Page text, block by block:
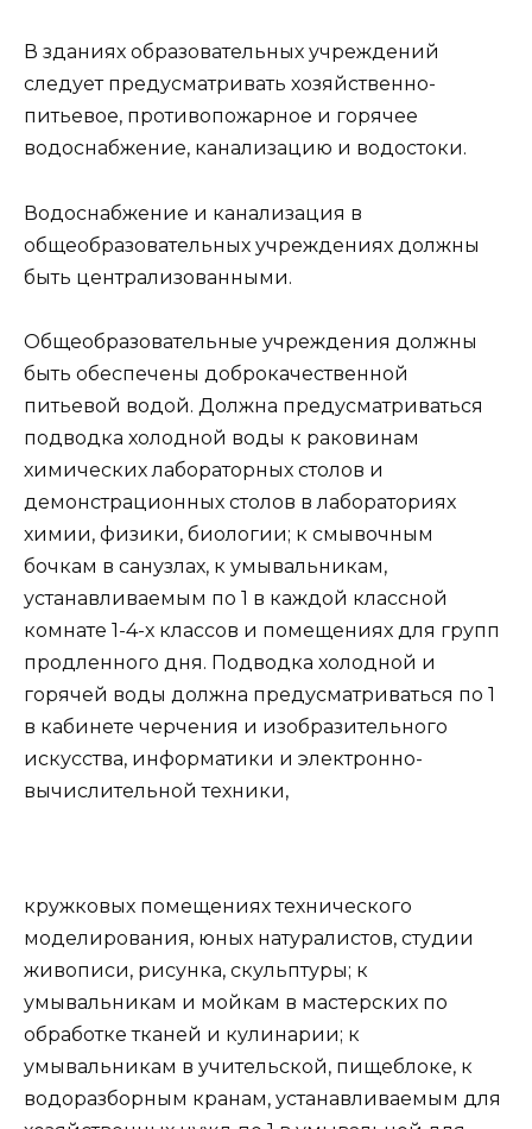
В зданиях образовательных учреждений
следует предусматривать хозяйственно-
питьевое, противопожарное и горячее
водоснабжение, канализацию и водостоки.
Водоснабжение и канализация в
общеобразовательных учреждениях должны
быть централизованными.
Общеобразовательные учреждения должны
быть обеспечены доброкачественной
питьевой водой. Должна предусматриваться
подводка холодной воды к раковинам
химических лабораторных столов и
демонстрационных столов в лабораториях
химии, физики, биологии; к смывочным
бочкам в санузлах, к умывальникам,
устанавливаемым по 1 в каждой классной
комнате 1-4-х классов и помещениях для групп
продленного дня. Подводка холодной и
горячей воды должна предусматриваться по 1
в кабинете черчения и изобразительного
искусства, информатики и электронно-
вычислительной техники,
кружковых помещениях технического
моделирования, юных натуралистов, студии
живописи, рисунка, скульптуры; к
умывальникам и мойкам в мастерских по
обработке тканей и кулинарии; к
умывальникам в учительской, пищеблоке, к
водоразборным кранам, устанавливаемым для